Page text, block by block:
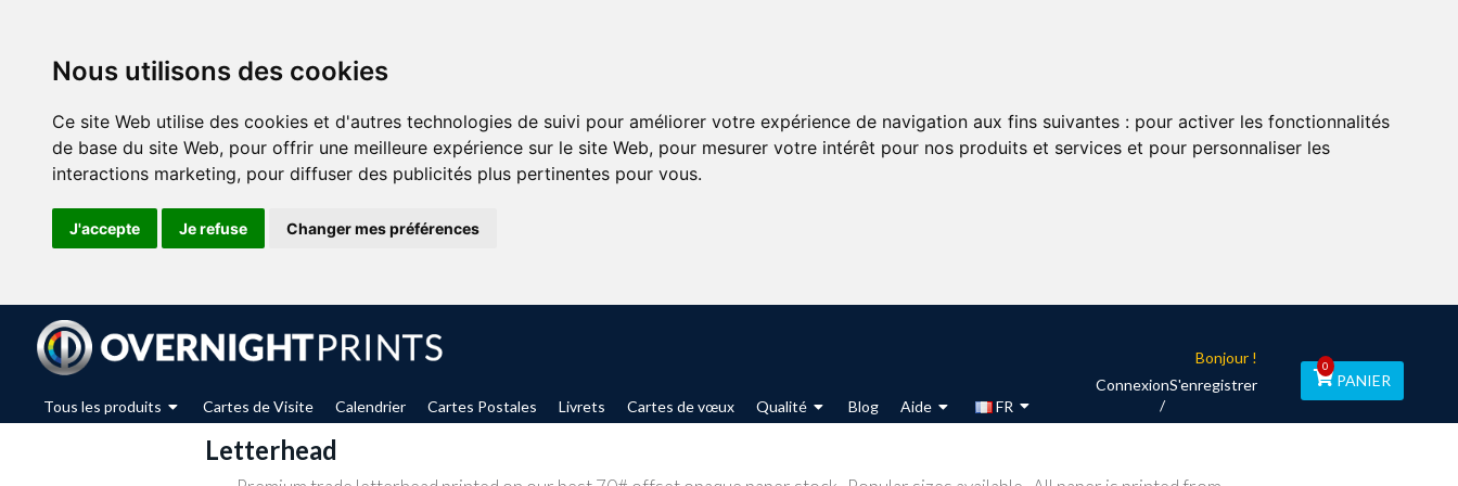
Nous utilisons des cookies
Ce site Web utilise des cookies et d'autres technologies de suivi pour améliorer votre expérience de navigation aux fins suivantes : pour activer les fonctionnalités
de base du site Web, pour offrir une meilleure expérience sur le site Web, pour mesurer votre intérêt pour nos produits et services et pour personnaliser les
interactions marketing, pour diffuser des publicités plus pertinentes pour vous.
J'accepte Je refuse Changer mes préférences
Tous les produits Cartes de Visite Calendrier Cartes Postales Livrets Cartes de vœux Qualité Blog Aide FR
Bonjour !
ConnexionS'enregistrer PANIER
0
Letterhead